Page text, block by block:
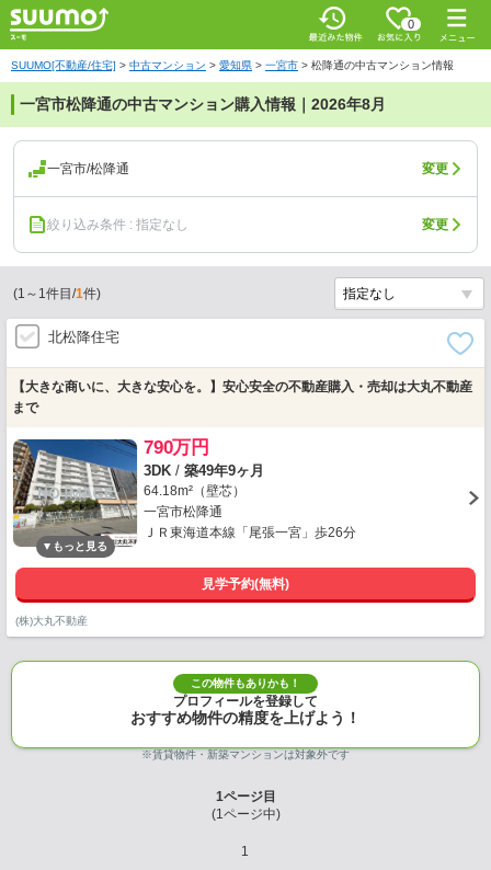
0
SUUMO[不動産/住宅] > 中古マンション > 愛知県 > 一宮市 > 松降通の中古マンション情報
一宮市松降通の中古マンション購入情報｜2026年8月
一宮市/松降通 変更
絞り込み条件 : 指定なし 変更
(1 ～ 1件目/1件)
北松降住宅
【大きな商いに、大きな安心を。】安心安全の不動産購入・売却は大丸不動産
まで
790万円
3DK / 築49年9ヶ月
64.18m²（壁芯）
一宮市松降通
ＪＲ東海道本線「尾張一宮」歩26分
見学予約(無料)
(株)大丸不動産
この物件もありかも！
プロフィールを登録して
おすすめ物件の精度を上げよう！
※賃貸物件・新築マンションは対象外です
1ページ目
(1ページ中)
1